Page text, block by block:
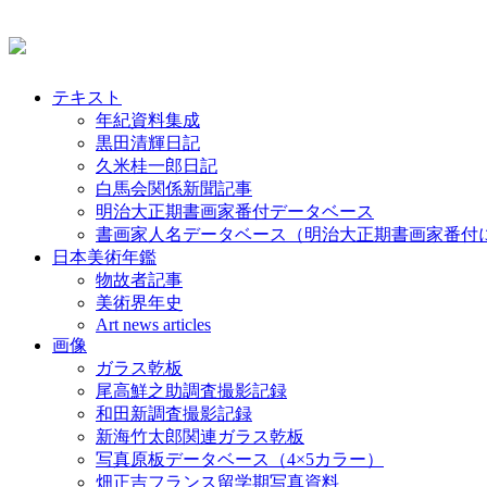
テキスト
年紀資料集成
黒田清輝日記
久米桂一郎日記
白馬会関係新聞記事
明治大正期書画家番付データベース
書画家人名データベース（明治大正期書画家番付
日本美術年鑑
物故者記事
美術界年史
Art news articles
画像
ガラス乾板
尾高鮮之助調査撮影記録
和田新調査撮影記録
新海竹太郎関連ガラス乾板
写真原板データベース（4×5カラー）
畑正吉フランス留学期写真資料